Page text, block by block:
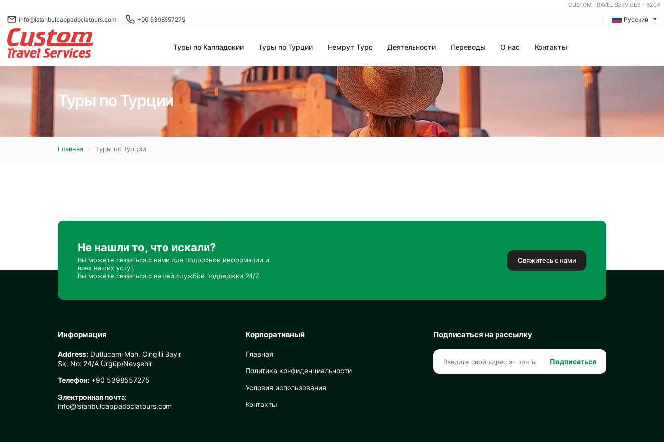
CUSTOM TRAVEL SERVICES - 6204
info@istanbulcappadociatours.com +90 5398557275 Русский
Туры по Каппадокии Туры по Турции Немрут Турс Деятельности Переводы О нас Контакты
Туры по Турции
Главная Туры по Турции
Не нашли то, что искали?
Вы можете связаться с нами для подробной информации и
всех наших услуг.
Вы можете связаться с нашей службой поддержки 24/7.
Свяжитесь с нами
Информация
Address: Dutlucami Mah. Cingilli Bayır
Sk. No: 24/A Ürgüp/Nevşehir
Телефон: +90 5398557275
Электронная почта:
info@istanbulcappadociatours.com
Корпоративный
Главная
Политика конфиденциальности
Условия использования
Контакты
Подписаться на рассылку
Подписаться